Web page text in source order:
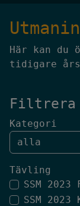
Här kan du
tidigare års
Filtrera
Kategori
Tävling
SSM 2023
SSM 2023